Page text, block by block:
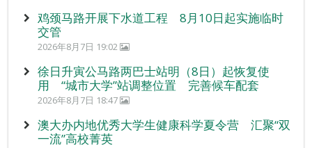
鸡颈马路开展下水道工程 8月10日起实施临时
交管
2026年8月7日 19:02
徐日升寅公马路两巴士站明（8日）起恢复使
用 “城市大学”站调整位置 完善候车配套
2026年8月7日 18:47
澳大办内地优秀大学生健康科学夏令营 汇聚“双
一流”高校菁英